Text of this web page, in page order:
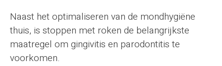
Naast het optimaliseren van de mondhygiëne
thuis, is stoppen met roken de belangrijkste
maatregel om gingivitis en parodontitis te
voorkomen.